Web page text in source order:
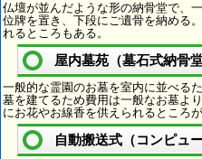
仏壇が並んだような形の納骨堂で、
位牌を置き、下段にご遺骨を納める
れるところもある。
屋内墓苑（墓石式納骨堂
一般的な霊園のお墓を室内に並べる
墓を建てるため費用は一般なお墓よ
にお花やお線香を供えられるところが
自動搬送式（コンピュ